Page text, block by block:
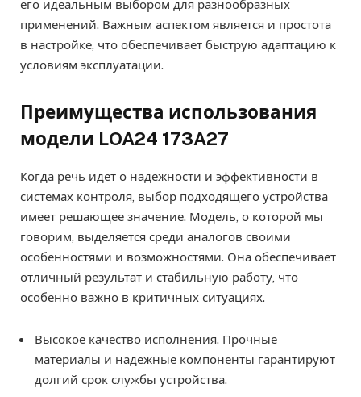
его идеальным выбором для разнообразных
применений. Важным аспектом является и простота
в настройке, что обеспечивает быструю адаптацию к
условиям эксплуатации.
Преимущества использования
модели LOA24 173A27
Когда речь идет о надежности и эффективности в
системах контроля, выбор подходящего устройства
имеет решающее значение. Модель, о которой мы
говорим, выделяется среди аналогов своими
особенностями и возможностями. Она обеспечивает
отличный результат и стабильную работу, что
особенно важно в критичных ситуациях.
Высокое качество исполнения. Прочные
материалы и надежные компоненты гарантируют
долгий срок службы устройства.